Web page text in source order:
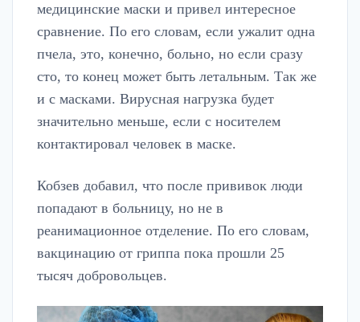
медицинские маски и привел интересное
сравнение. По его словам, если ужалит одна
пчела, это, конечно, больно, но если сразу
сто, то конец может быть летальным. Так же
и с масками. Вирусная нагрузка будет
значительно меньше, если с носителем
контактировал человек в маске.
Кобзев добавил, что после прививок люди
попадают в больницу, но не в
реанимационное отделение. По его словам,
вакцинацию от гриппа пока прошли 25
тысяч добровольцев.